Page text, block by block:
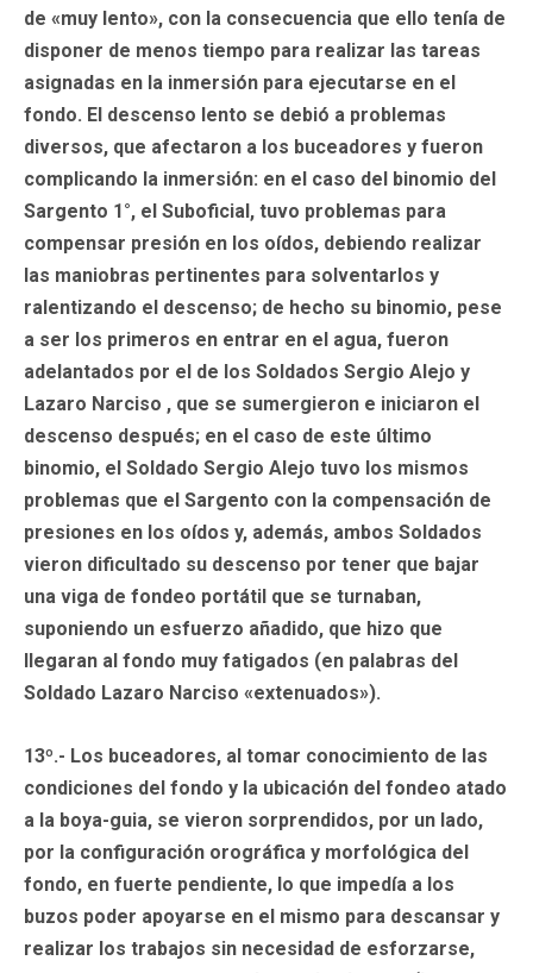
de «muy lento», con la consecuencia que ello tenía de
disponer de menos tiempo para realizar las tareas
asignadas en la inmersión para ejecutarse en el
fondo. El descenso lento se debió a problemas
diversos, que afectaron a los buceadores y fueron
complicando la inmersión: en el caso del binomio del
Sargento 1°, el Suboficial, tuvo problemas para
compensar presión en los oídos, debiendo realizar
las maniobras pertinentes para solventarlos y
ralentizando el descenso; de hecho su binomio, pese
a ser los primeros en entrar en el agua, fueron
adelantados por el de los Soldados Sergio Alejo y
Lazaro Narciso , que se sumergieron e iniciaron el
descenso después; en el caso de este último
binomio, el Soldado Sergio Alejo tuvo los mismos
problemas que el Sargento con la compensación de
presiones en los oídos y, además, ambos Soldados
vieron dificultado su descenso por tener que bajar
una viga de fondeo portátil que se turnaban,
suponiendo un esfuerzo añadido, que hizo que
llegaran al fondo muy fatigados (en palabras del
Soldado Lazaro Narciso «extenuados»).
13º.- Los buceadores, al tomar conocimiento de las
condiciones del fondo y la ubicación del fondeo atado
a la boya-guia, se vieron sorprendidos, por un lado,
por la configuración orográfica y morfológica del
fondo, en fuerte pendiente, lo que impedía a los
buzos poder apoyarse en el mismo para descansar y
realizar los trabajos sin necesidad de esforzarse,